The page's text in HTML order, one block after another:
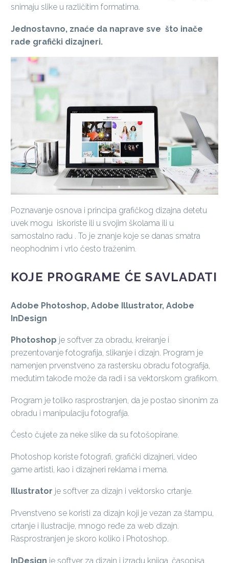
snimaju slike u različitim formatima.
Jednostavno, znaće da naprave sve što inače
rade grafički dizajneri.
Poznavanje osnova i principa grafičkog dizajna detetu
uvek mogu iskoriste ili u svojim školama ili u
samostalno radu . To je znanje koje se danas smatra
neophodnim i vrlo često traženim.
KOJE PROGRAME ĆE SAVLADATI
Adobe Photoshop, Adobe Illustrator, Adobe
InDesign
Photoshop je softver za obradu, kreiranje i
prezentovanje fotografija, slikanje i dizajn. Program je
namenjen prvenstveno za rastersku obradu fotografija,
međutim takođe može da radi i sa vektorskom grafikom.
Program je toliko rasprostranjen, da je postao sinonim za
obradu i manipulaciju fotografija.
Često čujete za neke slike da su fotošopirane.
Photoshop koriste fotografi, grafički dizajneri, video
game artisti, kao i dizajneri reklama i mema.
Illustrator je softver za dizajn i vektorsko crtanje.
Prvenstveno se koristi za dizajn koji je vezan za štampu,
crtanje i ilustracije, mnogo ređe za web dizajn.
Rasprostranjen je skoro koliko i Photoshop.
InDesign je softver za dizajn i izradu knjiga, časopisa,